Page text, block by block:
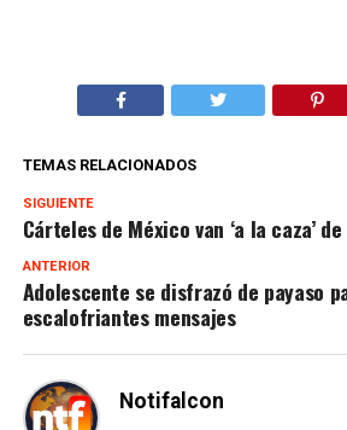
TEMAS RELACIONADOS
SIGUIENTE
Cárteles de México van ‘a la caza’
ANTERIOR
Adolescente se disfrazó de payaso
escalofriantes mensajes
Notifalcon